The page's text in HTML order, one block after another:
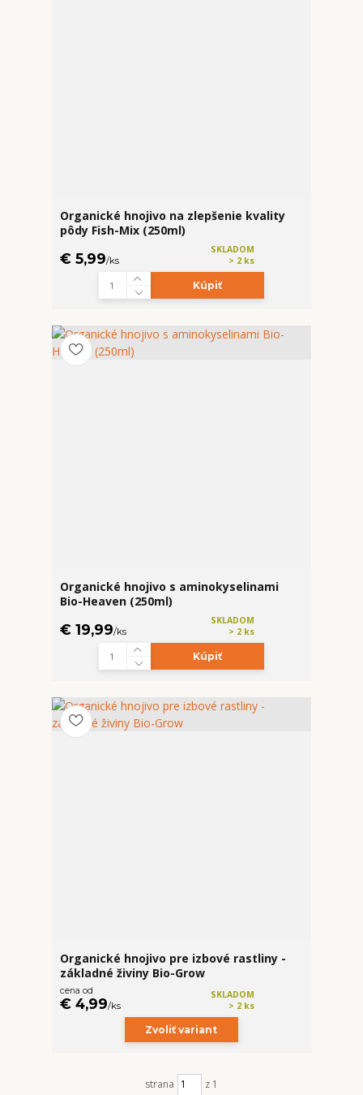
Organické hnojivo na zlepšenie kvality
pôdy Fish-Mix (250ml)
€ 5,99/ks
SKLADOM
> 2 ks
Kúpiť
Organické hnojivo s aminokyselinami
Bio-Heaven (250ml)
€ 19,99/ks
SKLADOM
> 2 ks
Kúpiť
Organické hnojivo pre izbové rastliny -
základné živiny Bio-Grow
cena od
€ 4,99/ks
SKLADOM
> 2 ks
Zvoliť variant
strana z 1